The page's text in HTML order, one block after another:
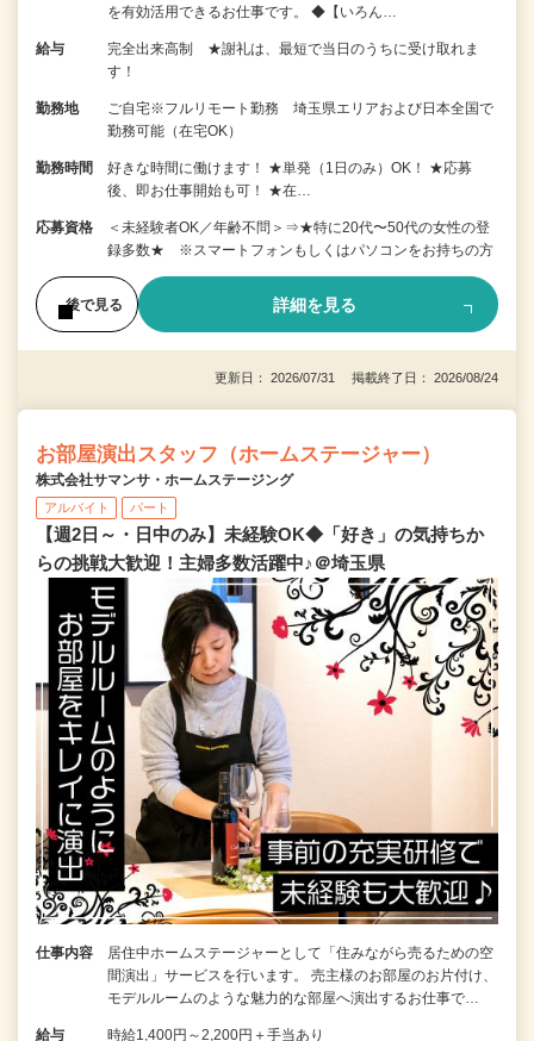
を有効活用できるお仕事です。 ◆【いろん…
給与
完全出来高制 ★謝礼は、最短で当日のうちに受け取れま
す！
勤務地
ご自宅※フルリモート勤務 埼玉県エリアおよび日本全国で
勤務可能（在宅OK）
勤務時間
好きな時間に働けます！ ★単発（1日のみ）OK！ ★応募
後、即お仕事開始も可！ ★在…
応募資格
＜未経験者OK／年齢不問＞⇒★特に20代〜50代の女性の登
録多数★ ※スマートフォンもしくはパソコンをお持ちの方
後で見る 詳細を見る
更新日： 2026/07/31 掲載終了日： 2026/08/24
お部屋演出スタッフ（ホームステージャー）
株式会社サマンサ・ホームステージング
アルバイト パート
【週2日～・日中のみ】未経験OK◆「好き」の気持ちか
らの挑戦大歓迎！主婦多数活躍中♪＠埼玉県
仕事内容
居住中ホームステージャーとして「住みながら売るための空
間演出」サービスを行います。 売主様のお部屋のお片付け、
モデルルームのような魅力的な部屋へ演出するお仕事で…
給与 時給1,400円～2,200円＋手当あり